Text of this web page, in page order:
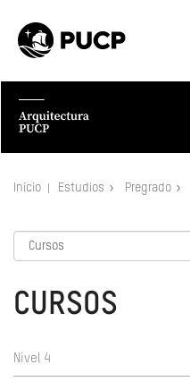
Inicio Estudios Pregrado
CURSOS
Nivel 4